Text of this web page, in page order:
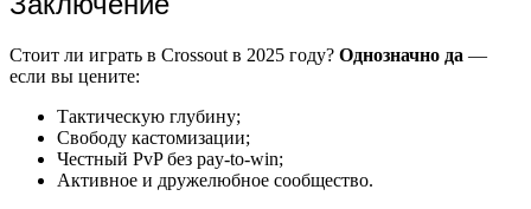
Стоит ли играть в Crossout в 2025 году? Однозначно да —
если вы цените:
Тактическую глубину;
Свободу кастомизации;
Честный PvP без pay-to-win;
Активное и дружелюбное сообщество.